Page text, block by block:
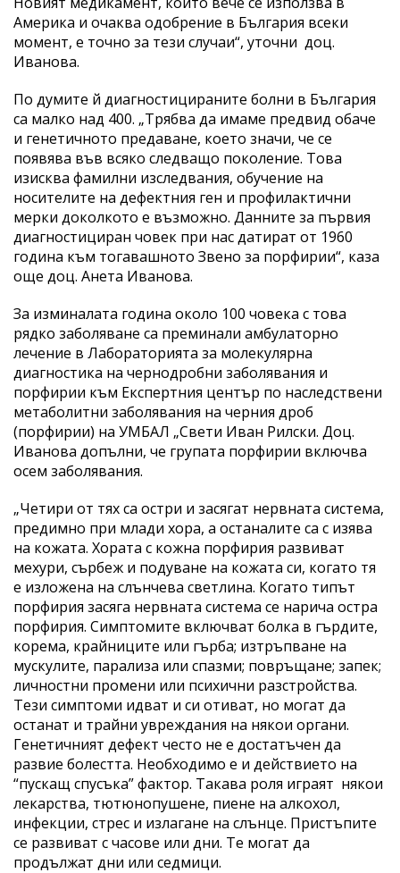
Америка и очаква одобрение в България всеки
момент, е точно за тези случаи“, уточни доц.
Иванова.
По думите й диагностицираните болни в България
са малко над 400. „Трябва да имаме предвид обаче
и генетичното предаване, което значи, че се
появява във всяко следващо поколение. Това
изисква фамилни изследвания, обучение на
носителите на дефектния ген и профилактични
мерки доколкото е възможно. Данните за първия
диагностициран човек при нас датират от 1960
година към тогавашното Звено за порфирии“, каза
още доц. Анета Иванова.
За изминалата година около 100 човека с това
рядко заболяване са преминали амбулаторно
лечение в Лабораторията за молекулярна
диагностика на чернодробни заболявания и
порфирии към Експертния център по наследствени
метаболитни заболявания на черния дроб
(порфирии) на УМБАЛ „Свети Иван Рилски. Доц.
Иванова допълни, че групата порфирии включва
осем заболявания.
„Четири от тях са остри и засягат нервната система,
предимно при млади хора, а останалите са с изява
на кожата. Хората с кожна порфирия развиват
мехури, сърбеж и подуване на кожата си, когато тя
е изложена на слънчева светлина. Когато типът
порфирия засяга нервната система се нарича остра
порфирия. Симптомите включват болка в гърдите,
корема, крайниците или гърба; изтръпване на
мускулите, парализа или спазми; повръщане; запек;
личностни промени или психични разстройства.
Тези симптоми идват и си отиват, но могат да
останат и трайни увреждания на някои органи.
Генетичният дефект често не е достатъчен да
развие болестта. Необходимо е и действието на
“пускащ спусъка” фактор. Такава роля играят някои
лекарства, тютюнопушене, пиене на алкохол,
инфекции, стрес и излагане на слънце. Пристъпите
се развиват с часове или дни. Те могат да
продължат дни или седмици.